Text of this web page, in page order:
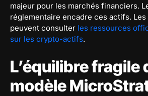
majeur pour les marchés financiers.
réglementaire encadre ces actifs.
peuvent consulter les ressources
sur les crypto-actifs.
L’équilibre fragile
modèle